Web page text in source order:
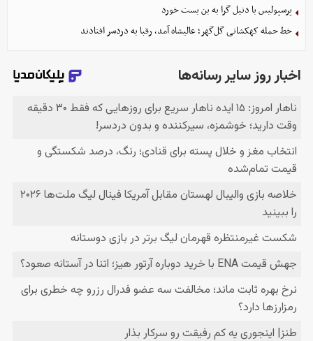
پرسپولیس با دنیل گرا به بن بست خورد
خط حمله کهکشانی گل‌گهر؛ عالیشاه آمد، رقبا به دردسر افتادند